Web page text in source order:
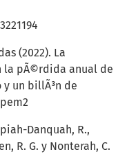
(2022). La
la pÃ©rdida anual de
un billÃ³n de
Danquah, R.,
R. G. y Nonterah, C.